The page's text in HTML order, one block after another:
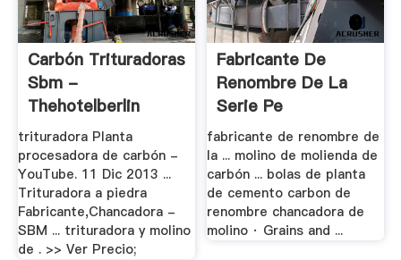
Carbón Trituradoras
Sbm -
Thehotelberlin
trituradora Planta
procesadora de carbón -
YouTube. 11 Dic 2013 ...
Trituradora a piedra
Fabricante,Chancadora -
SBM ... trituradora y molino
de . >> Ver Precio;
Fabricante De
Renombre De La
Serie Pe
Trituradora De
fabricante de renombre de
la ... molino de molienda de
carbón ... bolas de planta
de cemento carbon de
renombre chancadora de
molino · Grains and ...